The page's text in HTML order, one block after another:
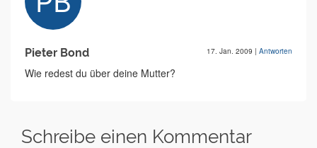
Pieter Bond 17. Jan. 2009 | Antworten
Wie redest du über deine Mutter?
Schreibe einen Kommentar